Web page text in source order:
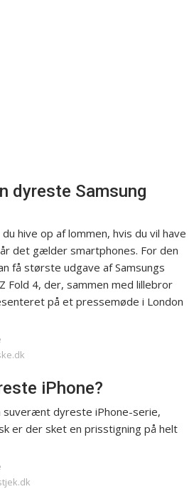
dyreste Samsung
hive op af lommen, hvis du vil have
det gælder smartphones. For den
få største udgave af Samsungs
Fold 4, der, sammen med lillebror
på et pressemøde i London
iPhone?
suverænt dyreste iPhone-serie,
er der sket en prisstigning på helt